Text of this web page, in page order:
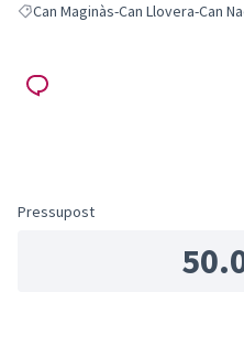
Resultats en filtrar per: Can
Can Maginàs-Can Llovera-Can
Pressupost